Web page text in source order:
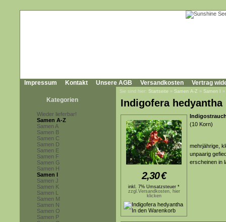
Impressum Kontakt Unsere AGB Versandkosten Vertrag
Kategorien
Wieder lieferbar!
Samen A-Z
Samen A
Samen B
Samen C
Samen D
Samen E
Samen F
Samen G
Samen H
Samen I
Samen J
Samen K
Samen L
Samen M
Samen N
Samen O
Samen P
Sie sind hier: Startseite » Samen A-Z » Samen I »
Indigofera hedyantha
2,30€
inkl. 7% Umsatzsteuer *
zzgl.Versandkosten, hier
klicken
(10 Korn)
mehrjährige,
unpaarig
erscheinen in